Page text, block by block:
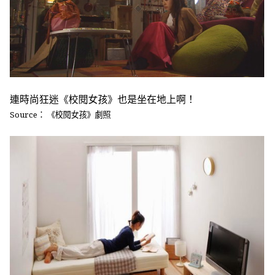
連時尚狂迷《校閱女孩》也是坐在地上啊！
Source： 《校閱女孩》劇照